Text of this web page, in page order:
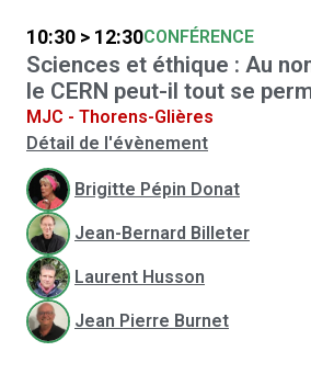
10:30 > 12:30CONFÉRENCE
Sciences et éthique : Au
le CERN peut-il tout se
MJC - Thorens-Glières
Détail de l'évènement
Brigitte Pépin Donat
Jean-Bernard Billeter
Laurent Husson
Jean Pierre Burnet